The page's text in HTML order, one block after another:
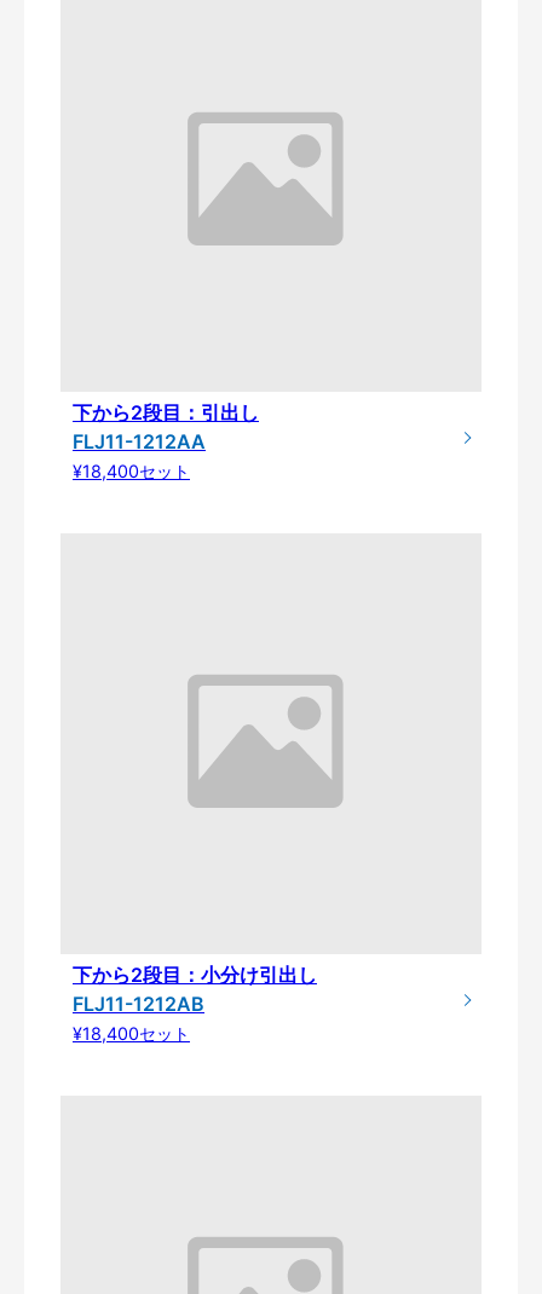
下から2段目：引出し
FLJ11-1212AA
¥18,400セット
下から2段目：小分け引出し
FLJ11-1212AB
¥18,400セット